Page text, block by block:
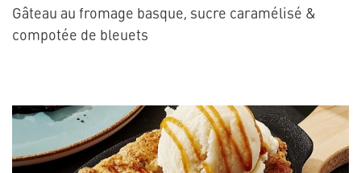
Gâteau au fromage basque, sucre caramélisé &
compotée de bleuets